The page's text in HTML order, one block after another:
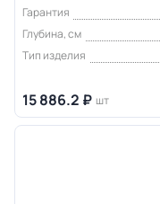
Гарантия
Глубина, см
Тип изделия
15 886.2 ₽ шт